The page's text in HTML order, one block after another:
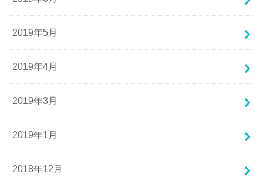
2019年5月
2019年4月
2019年3月
2019年1月
2018年12月